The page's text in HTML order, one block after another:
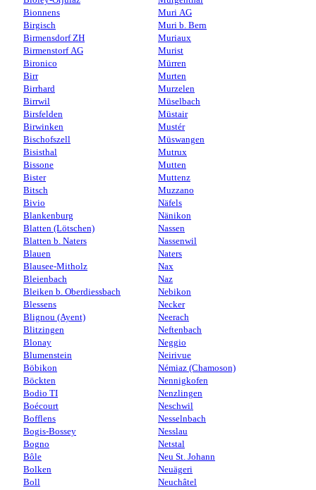
Bionnens
Birgisch
Birmensdorf ZH
Birmenstorf AG
Bironico
Birr
Birrhard
Birrwil
Birsfelden
Birwinken
Bischofszell
Bisisthal
Bissone
Bister
Bitsch
Bivio
Blankenburg
Blatten (Lötschen)
Blatten b. Naters
Blauen
Blausee-Mitholz
Bleienbach
Bleiken b. Oberdiessbach
Blessens
Blignou (Ayent)
Blitzingen
Blonay
Blumenstein
Böbikon
Böckten
Bodio TI
Boécourt
Bofflens
Bogis-Bossey
Bogno
Bôle
Bolken
Boll
Muri AG
Muri b. Bern
Muriaux
Murist
Mürren
Murten
Murzelen
Müselbach
Müstair
Mustér
Müswangen
Mutrux
Mutten
Muttenz
Muzzano
Näfels
Nänikon
Nassen
Nassenwil
Naters
Nax
Naz
Nebikon
Necker
Neerach
Neftenbach
Neggio
Neirivue
Némiaz (Chamoson)
Nennigkofen
Nenzlingen
Neschwil
Nesselnbach
Nesslau
Netstal
Neu St. Johann
Neuägeri
Neuchâtel